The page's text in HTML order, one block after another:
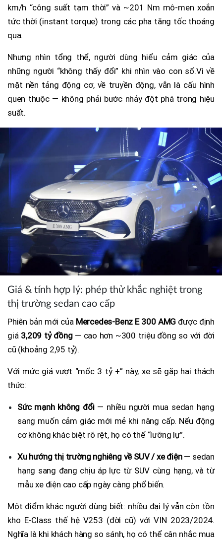
km/h “công suất tạm thời” và ~201 Nm mô-men xoắn
tức thời (instant torque) trong các pha tăng tốc thoáng
qua.
Nhưng nhìn tổng thể, người dùng hiểu cảm giác của
những người “không thấy đổi” khi nhìn vào con số.Vì về
mặt nền tảng động cơ, về truyền động, vẫn là cấu hình
quen thuộc — không phải bước nhảy đột phá trong hiệu
suất.
Giá & tính hợp lý: phép thử khắc nghiệt trong
thị trường sedan cao cấp
Phiên bản mới của Mercedes-Benz E 300 AMG được định
giá 3,209 tỷ đồng— cao hơn ~300 triệu đồng so với đời
cũ (khoảng 2,95 tỷ).
Với mức giá vượt “mốc 3 tỷ +” này, xe sẽ gặp hai thách
thức:
Sức mạnh không đổi— nhiều người mua sedan hạng
sang muốn cảm giác mới mẻ khi nâng cấp. Nếu động
cơ không khác biệt rõ rệt, họ có thể “lưỡng lự”.
Xu hướng thị trường nghiêng về SUV / xe điện— sedan
hạng sang đang chịu áp lực từ SUV cùng hạng, và từ
mẫu xe điện cao cấp ngày càng phổ biến.
Một điểm khác người dùng biết: nhiều đại lý vẫn còn tồn
kho E-Class thế hệ V253 (đời cũ) với VIN 2023/2024.
Nghĩa là khi khách hàng so sánh, họ có thể cân nhắc mua